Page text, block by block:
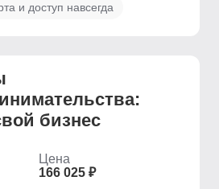
и доступ навсегда
бизнес
Цена
166 025 ₽